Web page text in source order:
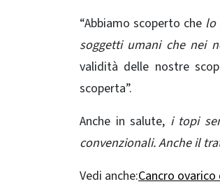
“Abbiamo scoperto che lo
soggetti umani che nei
validità delle nostre
scoperta”.
Anche in salute, i topi
convenzionali. Anche il
Vedi anche:Cancro